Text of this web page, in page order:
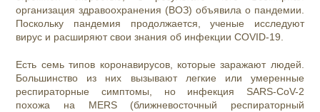
организация здравоохранения (ВОЗ) объявила о пандемии.
Поскольку пандемия продолжается, ученые исследуют
вирус и расширяют свои знания об инфекции COVID-19.
Есть семь типов коронавирусов, которые заражают людей.
Большинство из них вызывают легкие или умеренные
респираторные симптомы, но инфекция SARS-CoV-2
похожа на MERS (ближневосточный респираторный